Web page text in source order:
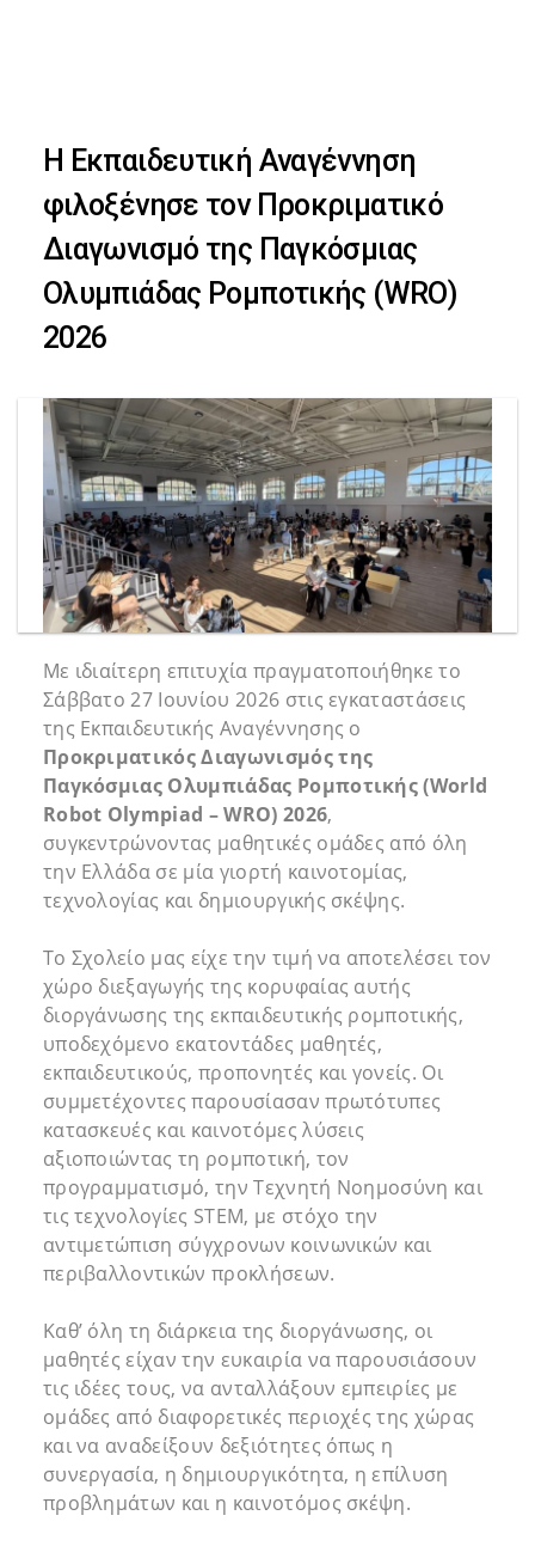
navigation
content
Η Εκπαιδευτική Αναγέννηση
φιλοξένησε τον Προκριματικό
Διαγωνισμό της Παγκόσμιας
Ολυμπιάδας Ρομποτικής (WRO)
2026
Με ιδιαίτερη επιτυχία πραγματοποιήθηκε το
Σάββατο 27 Ιουνίου 2026 στις εγκαταστάσεις
της Εκπαιδευτικής Αναγέννησης ο
Προκριματικός Διαγωνισμός της
Παγκόσμιας Ολυμπιάδας Ρομποτικής (World
Robot Olympiad – WRO) 2026,
συγκεντρώνοντας μαθητικές ομάδες από όλη
την Ελλάδα σε μία γιορτή καινοτομίας,
τεχνολογίας και δημιουργικής σκέψης.
Το Σχολείο μας είχε την τιμή να αποτελέσει τον
χώρο διεξαγωγής της κορυφαίας αυτής
διοργάνωσης της εκπαιδευτικής ρομποτικής,
υποδεχόμενο εκατοντάδες μαθητές,
εκπαιδευτικούς, προπονητές και γονείς. Οι
συμμετέχοντες παρουσίασαν πρωτότυπες
κατασκευές και καινοτόμες λύσεις
αξιοποιώντας τη ρομποτική, τον
προγραμματισμό, την Τεχνητή Νοημοσύνη και
τις τεχνολογίες STEM, με στόχο την
αντιμετώπιση σύγχρονων κοινωνικών και
περιβαλλοντικών προκλήσεων.
Καθ’ όλη τη διάρκεια της διοργάνωσης, οι
μαθητές είχαν την ευκαιρία να παρουσιάσουν
τις ιδέες τους, να ανταλλάξουν εμπειρίες με
ομάδες από διαφορετικές περιοχές της χώρας
και να αναδείξουν δεξιότητες όπως η
συνεργασία, η δημιουργικότητα, η επίλυση
προβλημάτων και η καινοτόμος σκέψη.